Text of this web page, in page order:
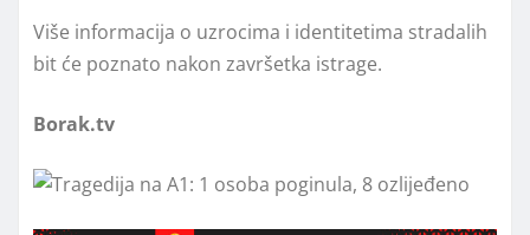
Više informacija o uzrocima i identitetima stradalih
bit će poznato nakon završetka istrage.
Borak.tv